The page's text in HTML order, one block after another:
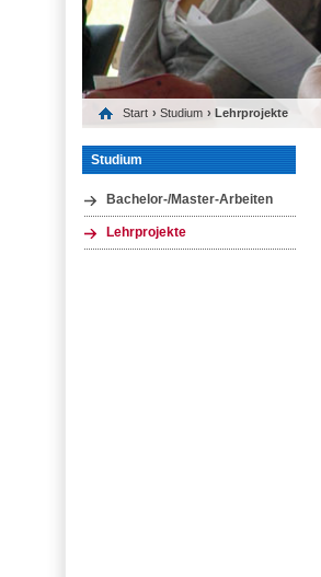
Start › Studium › Lehrprojekte
Studium
Bachelor-/Master-Arbeiten
Lehrprojekte